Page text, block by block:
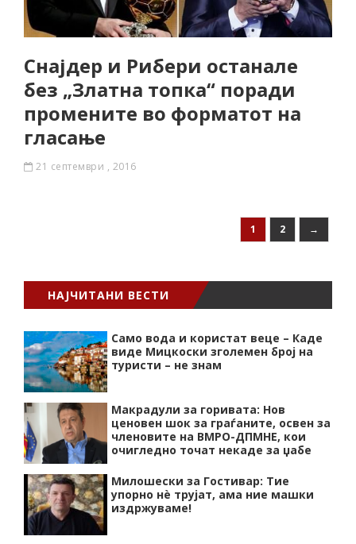
Снајдер и Рибери останале
без „Златна топка“ поради
промените во форматот на
гласање
21 септември , 2016
1 2 →
НАЈЧИТАНИ ВЕСТИ
Само вода и користат веце – Каде
виде Мицкоски зголемен број на
туристи – не знам
Макрадули за горивата: Нов
ценовен шок за граѓаните, освен за
членовите на ВМРО-ДПМНЕ, кои
очигледно точат некаде за џабе
Милошески за Гостивар: Тие
упорно нѐ трујат, ама ние машки
издржуваме!